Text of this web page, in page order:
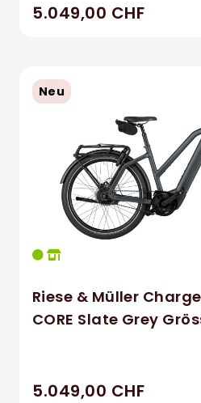
5.049,00 CHF
Neu
Riese & Müller
CORE Slate Grey
5.049,00 CHF